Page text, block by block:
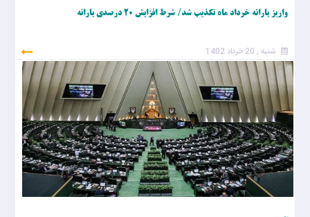
واریز یارانه خرداد ماه تکذیب شد/ شرط افزایش ۲۰ درصدی یارانه
شنبه , 20 خرداد 1402